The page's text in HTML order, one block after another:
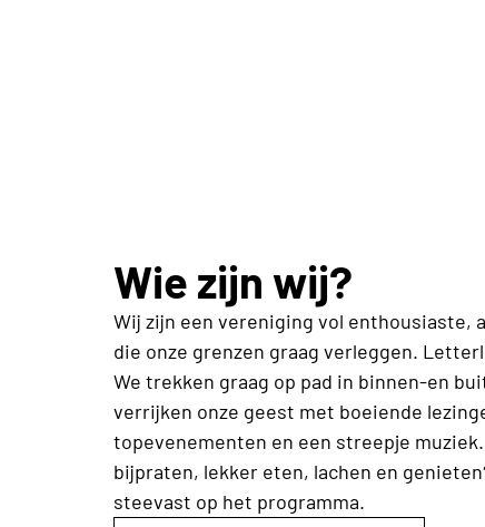
Wie zijn wij?
Wij zijn een vereniging vol enthousiaste,
die onze grenzen graag verleggen.
We trekken graag op pad in binnen-en
verrijken onze geest met boeiende
topevenementen en een streepje
bijpraten, lekker eten, lachen en
steevast op het programma.